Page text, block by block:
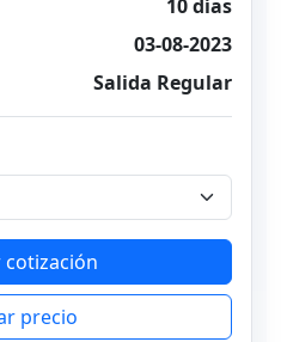
10 días
03-08-2023
Salida Regular
cotización
precio